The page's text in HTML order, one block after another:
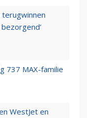
terugwinnen
737 MAX-familie
WestJet en